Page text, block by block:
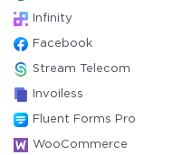
Infinity
Facebook
Stream Telecom
Invoiless
Fluent Forms Pro
WooCommerce